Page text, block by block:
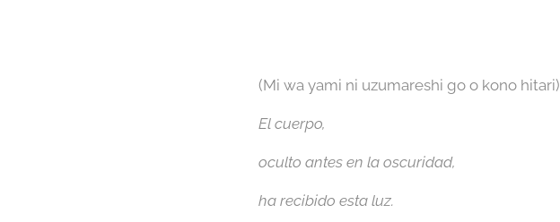
(Mi wa yami ni uzumareshi go o kono hitari)
El cuerpo,
oculto antes en la oscuridad,
ha recibido esta luz.